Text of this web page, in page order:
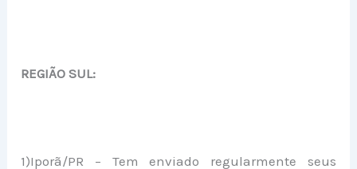
REGIÃO SUL:
1)Iporã/PR – Tem enviado regularmente seus